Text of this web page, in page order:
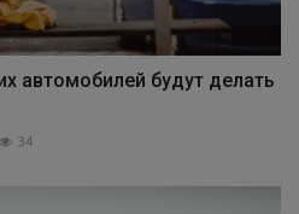
автомобилей будут делать
34